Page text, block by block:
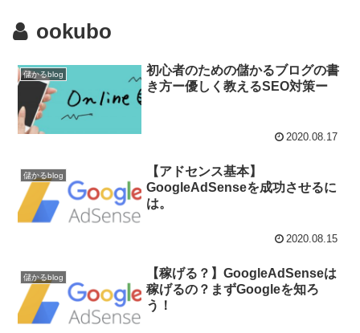
ookubo
儲かるblog
初心者のための儲かるブログの書
き方ー優しく教えるSEO対策ー
2020.08.17
儲かるblog
【アドセンス基本】
GoogleAdSenseを成功させるに
は。
2020.08.15
儲かるblog
【稼げる？】GoogleAdSenseは
稼げるの？まずGoogleを知ろ
う！